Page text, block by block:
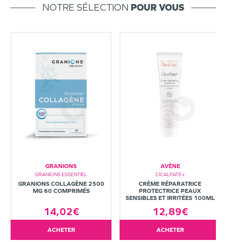
NOTRE SÉLECTION POUR VOUS
GRANIONS
GRANIONS ESSENTIEL
GRANIONS COLLAGÈNE 2500
MG 60 COMPRIMÉS
14,02€
ACHETER
AVÈNE
CICALFATE+
CRÈME RÉPARATRICE
PROTECTRICE PEAUX
SENSIBLES ET IRRITÉES 100ML
12,89€
ACHETER